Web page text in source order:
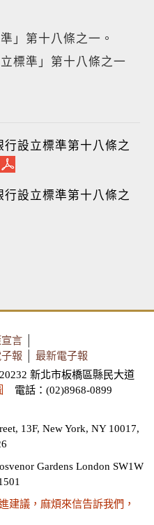
」第十八條之一。
準」第十八條之一
設立標準第十八條之
設立標準第十八條之
言
報
最新電子報
新北市板橋區縣民大道
電話：(02)8968-0899
13F, New York, NY 10017,
Gardens London SW1W
建議，麻煩來信告訴我們，